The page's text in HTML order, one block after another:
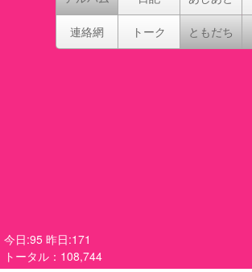
連絡網 トーク ともだち
今日:95 昨日:171
トータル：108,744